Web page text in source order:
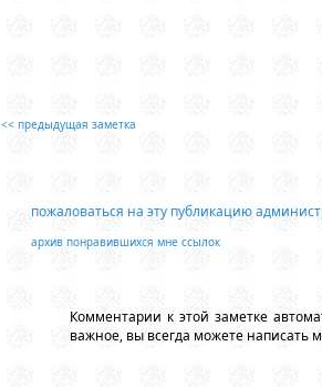
<< предыдущая заметка
пожаловаться на эту публикацию
архив понравившихся мне ссылок
Комментарии к этой заметке
важное, вы всегда можете написать